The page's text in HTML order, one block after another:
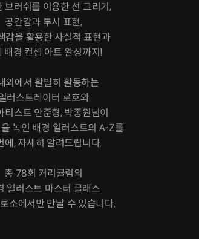
브러쉬를 이용한 선 그리기,
공간감과 투시 표현,
감을 활용한 사실적 표현과
배경 컨셉 아트 완성까지!
외에서 활발히 활동하는
러스트레이터 로호와
티스트 안준형, 박종원님이
녹인 배경 일러스트의 A-Z를
에, 자세히 알려드립니다.
총 78회 커리큘럼의
일러스트 마스터 클래스
소에서만 만날 수 있습니다.